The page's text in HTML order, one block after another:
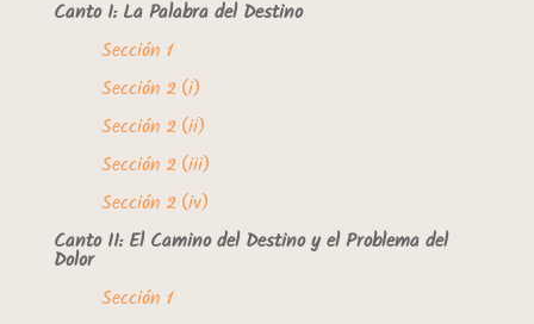
Canto I: La Palabra del Destino
Sección 1
Sección 2 (i)
Sección 2 (ii)
Sección 2 (iii)
Sección 2 (iv)
Canto II: El Camino del Destino y el Problema del
Dolor
Sección 1